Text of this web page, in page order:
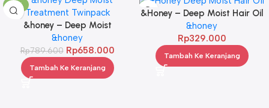
-17%
&honey – Deep Moist
Treatment 445 g Twinpack
&honey
Rp789.600 Rp658.000
Tambah Ke Keranjang
&Honey – Deep Moist Hair Oil
3.0 100ml
&honey
Rp329.000
Tambah Ke Keranjang